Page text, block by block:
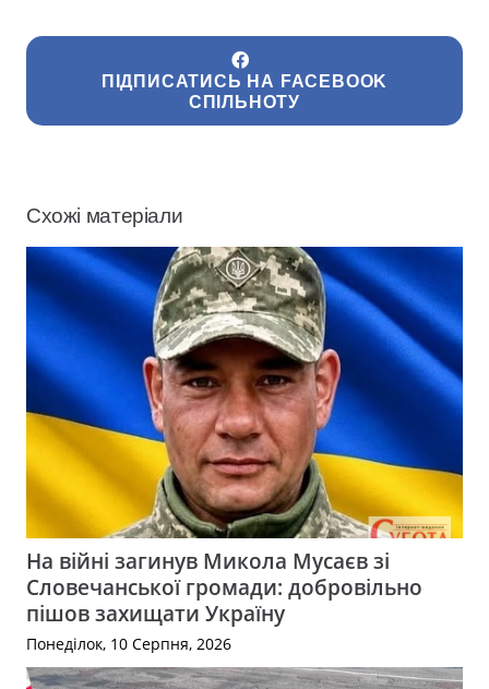
ПІДПИСАТИСЬ НА FACEBOOK
СПІЛЬНОТУ
Схожі матеріали
На війні загинув Микола Мусаєв зі
Словечанської громади: добровільно
пішов захищати Україну
Понеділок, 10 Серпня, 2026